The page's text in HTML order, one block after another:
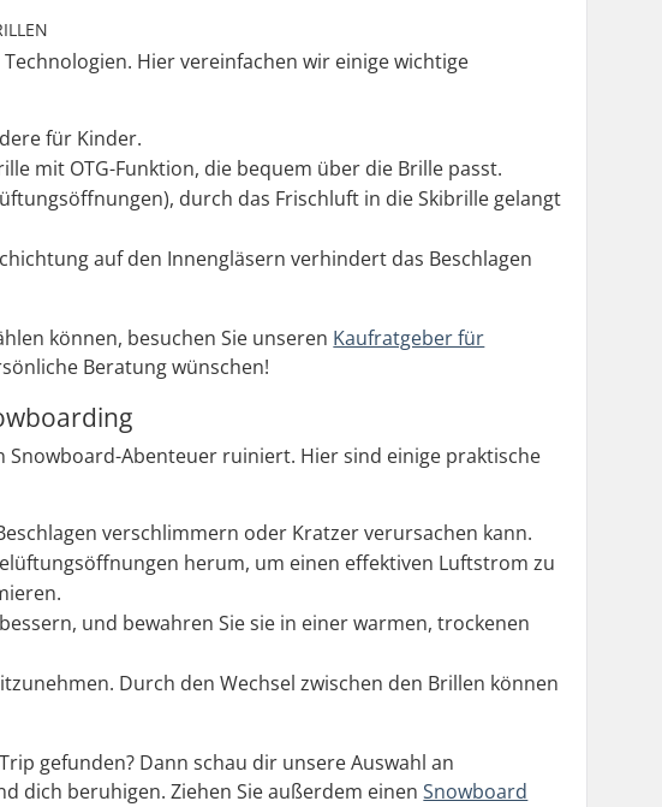
Hier vereinfachen wir einige wichtige
für Kinder.
mit OTG-Funktion, die bequem über die Brille passt.
durch das Frischluft in die Skibrille gelangt
auf den Innengläsern verhindert das Beschlagen
können, besuchen Sie unseren Kaufratgeber für
Beratung wünschen!
Abenteuer ruiniert. Hier sind einige praktische
verschlimmern oder Kratzer verursachen kann.
herum, um einen effektiven Luftstrom zu
und bewahren Sie sie in einer warmen, trockenen
Durch den Wechsel zwischen den Brillen können
gefunden? Dann schau dir unsere Auswahl an
dich beruhigen. Ziehen Sie außerdem einenSnowboard